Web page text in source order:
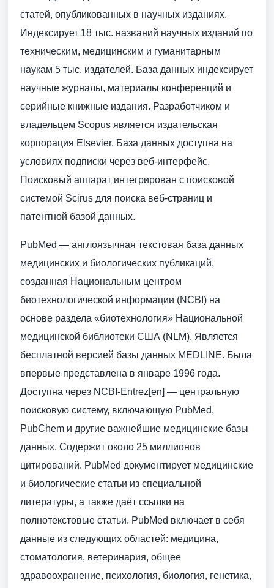
статей, опубликованных в научных изданиях.
Индексирует 18 тыс. названий научных изданий по
техническим, медицинским и гуманитарным
наукам 5 тыс. издателей. База данных индексирует
научные журналы, материалы конференций и
серийные книжные издания. Разработчиком и
владельцем Scopus является издательская
корпорация Elsevier. База данных доступна на
условиях подписки через веб-интерфейс.
Поисковый аппарат интегрирован с поисковой
системой Scirus для поиска веб-страниц и
патентной базой данных.
PubMed — англоязычная текстовая база данных
медицинских и биологических публикаций,
созданная Национальным центром
биотехнологической информации (NCBI) на
основе раздела «биотехнология» Национальной
медицинской библиотеки США (NLM). Является
бесплатной версией базы данных MEDLINE. Была
впервые представлена в январе 1996 года.
Доступна через NCBI-Entrez[en] — центральную
поисковую систему, включающую PubMed,
PubChem и другие важнейшие медицинские базы
данных. Содержит около 25 миллионов
цитирований. PubMed документирует медицинские
и биологические статьи из специальной
литературы, а также даёт ссылки на
полнотекстовые статьи. PubMed включает в себя
данные из следующих областей: медицина,
стоматология, ветеринария, общее
здравоохранение, психология, биология, генетика,